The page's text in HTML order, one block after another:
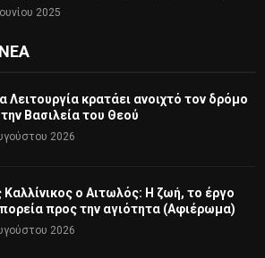
2025
Λειτουργία κρατάει ανοιχτό τον δρόμο
Βασιλεία του Θεού
2026
Καλλίνικος ο Αιτωλός: Η ζωή, το έργο
πορεία προς την αγιότητα (Αφιέρωμα)
2026